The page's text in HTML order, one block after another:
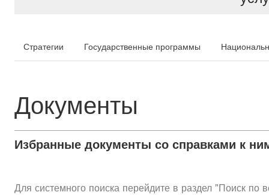
Стратегии Государственные программы
Документы
Избранные документы со справками к
Для системного поиска перейдите в раздел "Поиск по